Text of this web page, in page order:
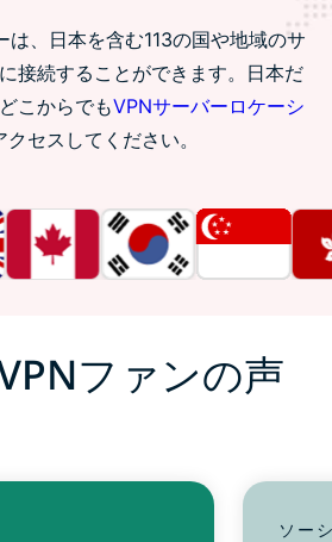
は、日本を含む113の国や地域のサ
接続することができます。日本だ
こからでもVPNサーバーロケーシ
クセスしてください。
ファンの声
ソー